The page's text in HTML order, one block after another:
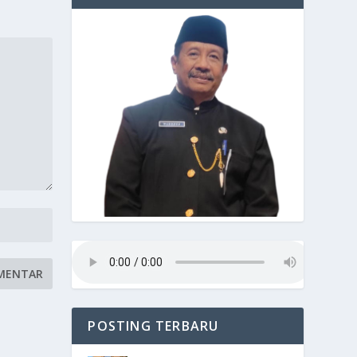
POSTING TERBARU